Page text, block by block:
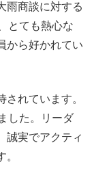
雨商談に対する
とても熱心な
から好かれてい
れています。
した。リーダ
誠実でアクティ